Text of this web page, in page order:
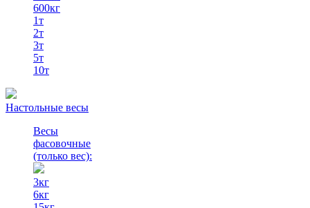
600кг
1т
2т
3т
5т
10т
Настольные весы
Весы
фасовочные
(только вес):
3кг
6кг